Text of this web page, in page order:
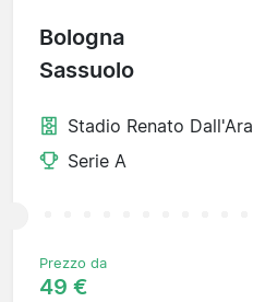
Bologna
Sassuolo
Stadio Renato Dall'Ara
Serie A
Prezzo da
49 €